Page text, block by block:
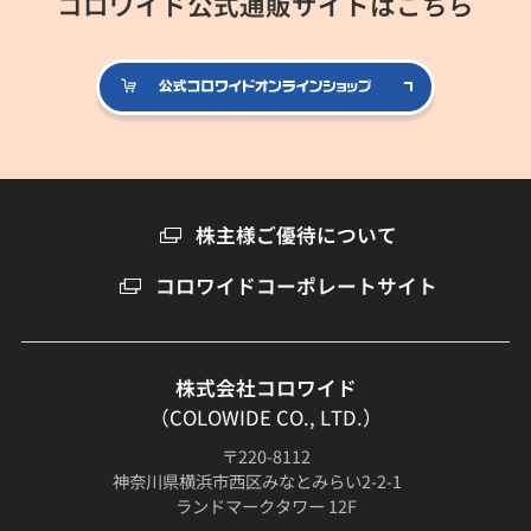
公式コロ
株主様ご優待について
コロワイドコーポレートサイト
株式会社コロワイド
（COLOWIDE CO., LTD.）
〒220-8112
神奈川県横浜市西区みなとみらい2-2-1
ランドマークタワー 12F